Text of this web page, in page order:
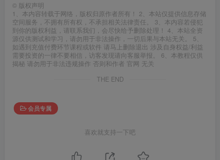
© 版权声明
1、本内容转载于网络，版权归原作者所有！ 2、本站仅提供信息存储
空间服务，不拥有所有权，不承担相关法律责任。 3、本内容若侵犯
到你的版权利益，请联系我们，会尽快给予删除处理！ 4、本站全资
源仅供测试和学习，请勿用于非法操作，一切后果与本站无关。 5、
如遇到充值付费环节课程或软件 请马上删除退出 涉及自身权益/利益
需要投资的一律不要相信，访客发现请向客服举报。 6、本教程仅供
揭秘 请勿用于非法违规操作 否则和作者 官网 无关
THE END
会员专属
喜欢就支持一下吧